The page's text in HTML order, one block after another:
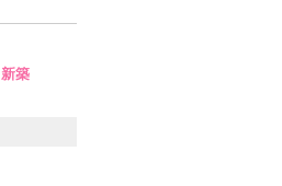
新築